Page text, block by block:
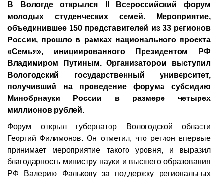
В Вологде открылся II Всероссийский форум
молодых студенческих семей. Мероприятие,
объединившее 150 представителей из 33 регионов
России, прошло в рамках национального проекта
«Семья», инициированного Президентом РФ
Владимиром Путиным. Организатором выступил
Вологодский государственный университет,
получивший на проведение форума субсидию
Минобрнауки России в размере четырех
миллионов рублей.
Форум открыл губернатор Вологодской области
Георгий Филимонов. Он отметил, что регион впервые
принимает мероприятие такого уровня, и выразил
благодарность министру науки и высшего образования
РФ Валерию Фалькову за поддержку региональных